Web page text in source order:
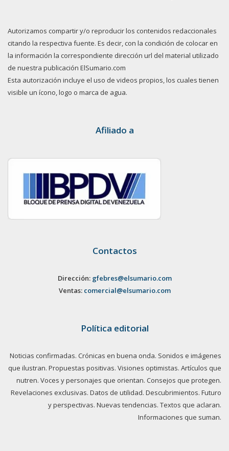
Autorizamos compartir y/o reproducir los contenidos redaccionales
citando la respectiva fuente. Es decir, con la condición de colocar en
la información la correspondiente dirección url del material utilizado
de nuestra publicación ElSumario.com
Esta autorización incluye el uso de videos propios, los cuales tienen
visible un ícono, logo o marca de agua.
Afiliado a
Contactos
Dirección: gfebres@elsumario.com
Ventas: comercial@elsumario.com
Política editorial
Noticias confirmadas. Crónicas en buena onda. Sonidos e imágenes
que ilustran. Propuestas positivas. Visiones optimistas. Artículos que
nutren. Voces y personajes que orientan. Consejos que protegen.
Revelaciones exclusivas. Datos de utilidad. Descubrimientos. Futuro
y perspectivas. Nuevas tendencias. Textos que aclaran.
Informaciones que suman.